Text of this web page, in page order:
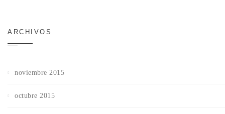
ARCHIVOS
noviembre 2015
octubre 2015